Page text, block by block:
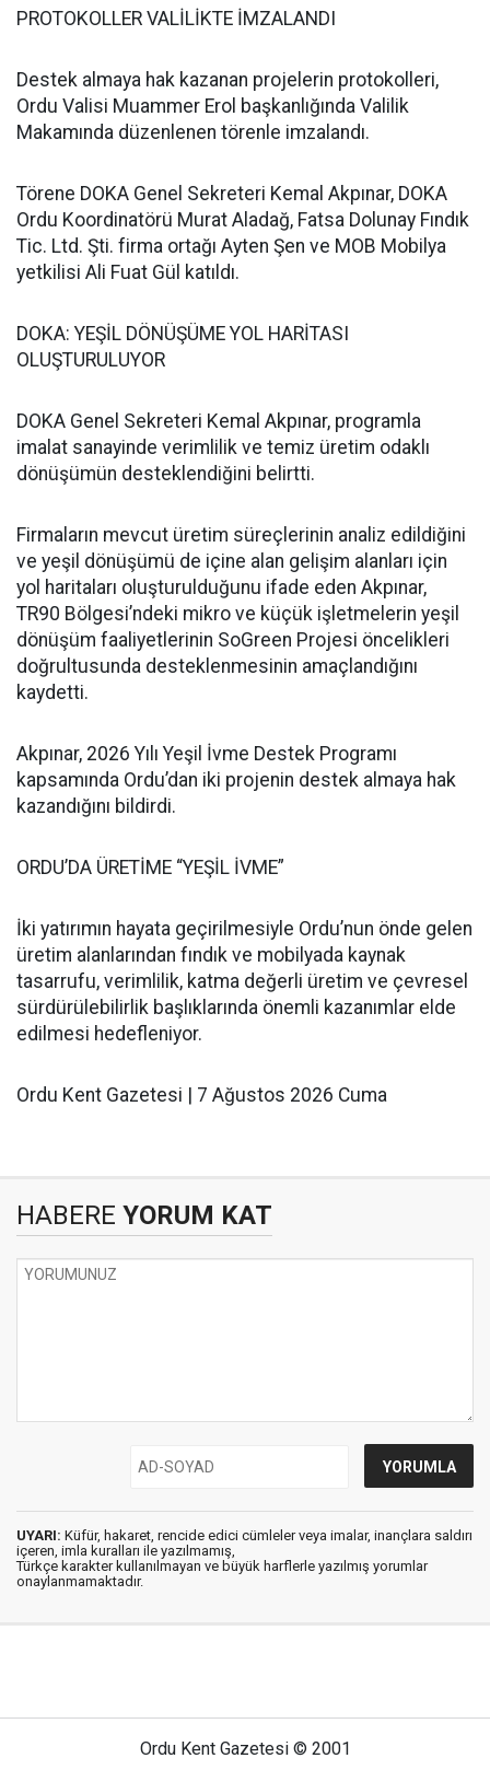
PROTOKOLLER VALİLİKTE İMZALANDI
Destek almaya hak kazanan projelerin protokolleri,
Ordu Valisi Muammer Erol başkanlığında Valilik
Makamında düzenlenen törenle imzalandı.
Törene DOKA Genel Sekreteri Kemal Akpınar, DOKA
Ordu Koordinatörü Murat Aladağ, Fatsa Dolunay Fındık
Tic. Ltd. Şti. firma ortağı Ayten Şen ve MOB Mobilya
yetkilisi Ali Fuat Gül katıldı.
DOKA: YEŞİL DÖNÜŞÜME YOL HARİTASI
OLUŞTURULUYOR
DOKA Genel Sekreteri Kemal Akpınar, programla
imalat sanayinde verimlilik ve temiz üretim odaklı
dönüşümün desteklendiğini belirtti.
Firmaların mevcut üretim süreçlerinin analiz edildiğini
ve yeşil dönüşümü de içine alan gelişim alanları için
yol haritaları oluşturulduğunu ifade eden Akpınar,
TR90 Bölgesi’ndeki mikro ve küçük işletmelerin yeşil
dönüşüm faaliyetlerinin SoGreen Projesi öncelikleri
doğrultusunda desteklenmesinin amaçlandığını
kaydetti.
Akpınar, 2026 Yılı Yeşil İvme Destek Programı
kapsamında Ordu’dan iki projenin destek almaya hak
kazandığını bildirdi.
ORDU’DA ÜRETİME “YEŞİL İVME”
İki yatırımın hayata geçirilmesiyle Ordu’nun önde gelen
üretim alanlarından fındık ve mobilyada kaynak
tasarrufu, verimlilik, katma değerli üretim ve çevresel
sürdürülebilirlik başlıklarında önemli kazanımlar elde
edilmesi hedefleniyor.
Ordu Kent Gazetesi | 7 Ağustos 2026 Cuma
HABERE YORUM KAT
UYARI: Küfür, hakaret, rencide edici cümleler veya imalar, inançlara saldırı
içeren, imla kuralları ile yazılmamış,
Türkçe karakter kullanılmayan ve büyük harflerle yazılmış yorumlar
onaylanmamaktadır.
Ordu Kent Gazetesi © 2001